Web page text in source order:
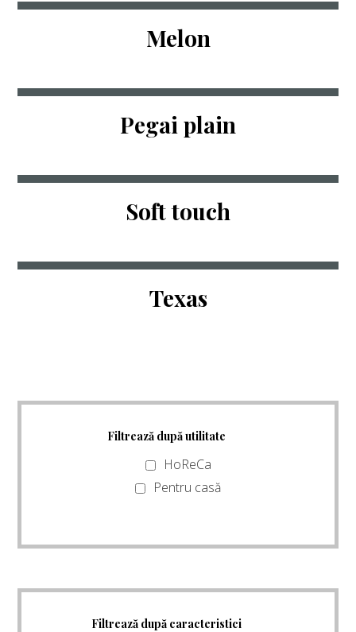
Melon
Pegai plain
Soft touch
Texas
Filtrează după utilitate
HoReCa
Pentru casă
Filtrează după caracteristici